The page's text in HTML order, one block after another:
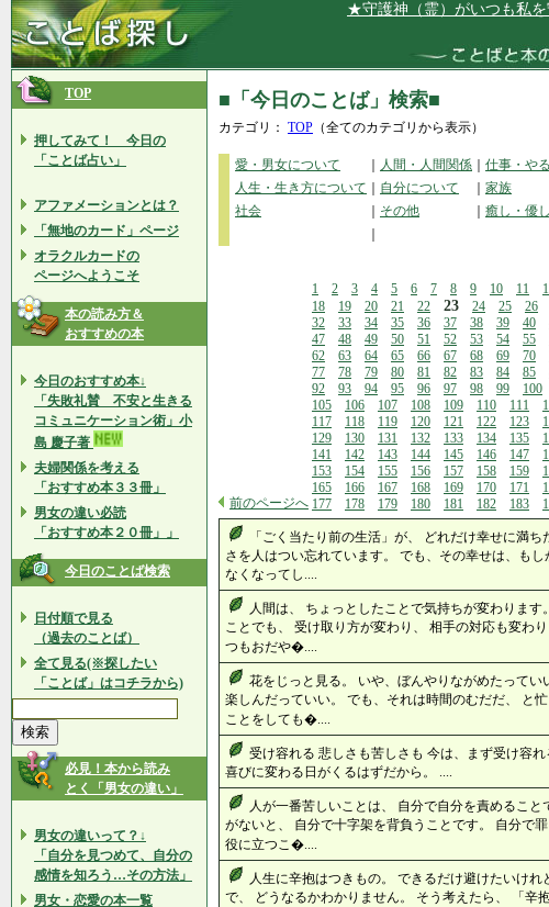
★守護神（霊）がいつも私を守っ
TOP
押してみて！ 今日の
「ことば占い」
アファメーションとは？
「無地のカード」ページ
オラクルカードの
ページへようこそ
本の読み方＆
おすすめの本
今日のおすすめ本↓
「失敗礼賛 不安と生きる
コミュニケーション術」小
島 慶子著
夫婦関係を考える
「おすすめ本３３冊」
男女の違い必読
「おすすめ本２０冊」」
今日のことば検索
日付順で見る
（過去のことば）
全て見る(※探したい
「ことば」はコチラから)
必見！本から読み
とく「男女の違い」
男女の違いって？↓
「自分を見つめて、自分の
感情を知ろう…その方法」
男女・恋愛の本一覧
■「今日のことば」検索■
カテゴリ： TOP （全てのカテゴリから表示）
愛・男女について 人間・人間関係 仕事・や
人生・生き方について
自分について 家族
社会
その他 癒し・優
前のページへ
1 2 3 4 5 6 7 8 9 10 11
18
19 20 21 22 23 24 25 26
32
33 34 35 36 37 38 39 40
47
48 49 50 51 52 53 54 55
62
63 64 65 66 67 68 69 70
77
78 79 80 81 82 83 84 85
92
93 94 95 96 97 98 99 100
105
106 107 108 109 110 111
117
118 119 120 121 122 123
129
130 131 132 133 134 135
141
142 143 144 145 146 147
153
154 155 156 157 158 159
165
166 167 168 169 170 171
177
178 179 180 181 182 183
「ごく当たり前の生活」が、 どれだけ幸せに満
さを人はつい忘れています。 でも、その幸せは、も
なくなってし....
人間は、 ちょっとしたことで気持ちが変わります
ことでも、 受け取り方が変わり、 相手の対応も変わ
つもおだや�....
花をじっと見る。 いや、ぼんやりながめたってい
楽しんだっていい。 でも、それは時間のむだだ、 と
ことをしても�....
受け容れる 悲しさも苦しさも 今は、まず受け容れ
喜びに変わる日がくるはずだから。 ....
人が一番苦しいことは、 自分で自分を責めること
がないと、 自分で十字架を背負うことです。 自分で
役に立つこ�....
人生に辛抱はつきもの。 できるだけ避けたいけ
で、 どうなるかわかりません。 そう考えたら、 「辛